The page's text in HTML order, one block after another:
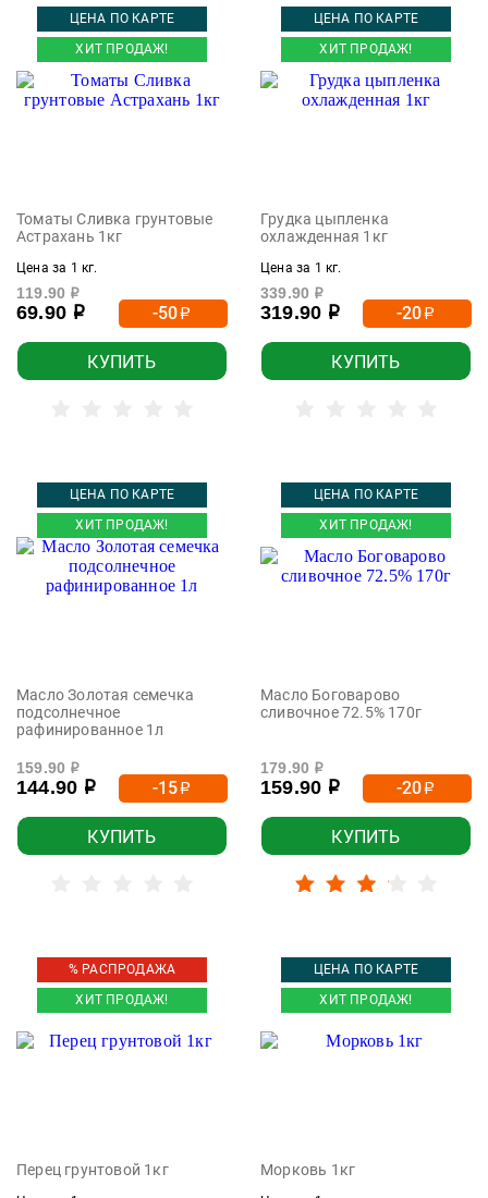
ЦЕНА ПО КАРТЕ
ХИТ ПРОДАЖ!
Томаты Сливка грунтовые
Астрахань 1кг
Цена за 1 кг.
119.90 р
69.90 р -50р
КУПИТЬ
ЦЕНА ПО КАРТЕ
ХИТ ПРОДАЖ!
Грудка цыпленка
охлажденная 1кг
Цена за 1 кг.
339.90 р
319.90 р -20р
КУПИТЬ
ЦЕНА ПО КАРТЕ
ХИТ ПРОДАЖ!
Масло Золотая семечка
подсолнечное
рафинированное 1л
159.90 р
144.90 р -15р
КУПИТЬ
ЦЕНА ПО КАРТЕ
ХИТ ПРОДАЖ!
Масло Боговарово
сливочное 72.5% 170г
179.90 р
159.90 р -20р
КУПИТЬ
% РАСПРОДАЖА
ХИТ ПРОДАЖ!
Перец грунтовой 1кг
ЦЕНА ПО КАРТЕ
ХИТ ПРОДАЖ!
Морковь 1кг